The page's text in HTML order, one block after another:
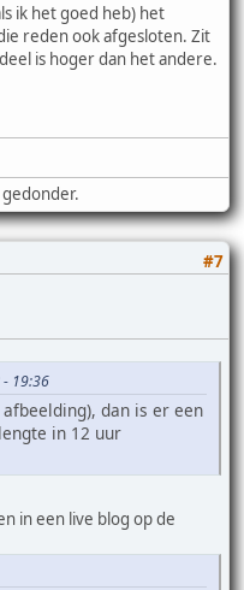
ik het goed heb) het
reden ook afgesloten. Zit
is hoger dan het andere.
#7
- 19:36
dan is er een
in 12 uur
in een live blog op de